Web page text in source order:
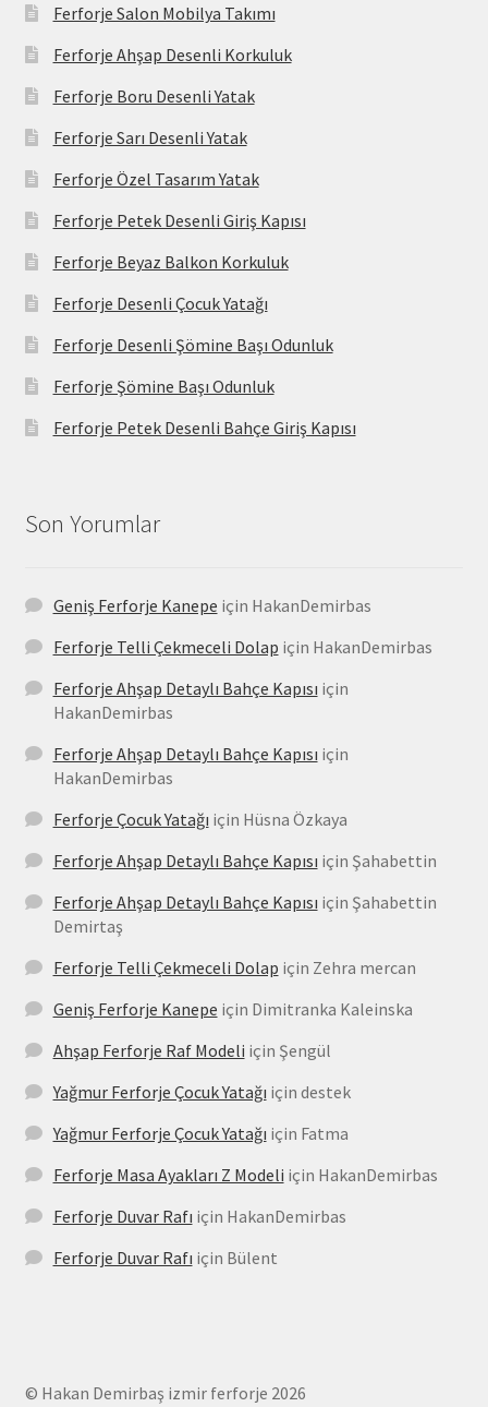
Ferforje Salon Mobilya Takımı
Ferforje Ahşap Desenli Korkuluk
Ferforje Boru Desenli Yatak
Ferforje Sarı Desenli Yatak
Ferforje Özel Tasarım Yatak
Ferforje Petek Desenli Giriş Kapısı
Ferforje Beyaz Balkon Korkuluk
Ferforje Desenli Çocuk Yatağı
Ferforje Desenli Şömine Başı Odunluk
Ferforje Şömine Başı Odunluk
Ferforje Petek Desenli Bahçe Giriş Kapısı
Son Yorumlar
Geniş Ferforje Kanepe için HakanDemirbas
Ferforje Telli Çekmeceli Dolap için HakanDemirbas
Ferforje Ahşap Detaylı Bahçe Kapısı için
HakanDemirbas
Ferforje Ahşap Detaylı Bahçe Kapısı için
HakanDemirbas
Ferforje Çocuk Yatağı için Hüsna Özkaya
Ferforje Ahşap Detaylı Bahçe Kapısı için Şahabettin
Ferforje Ahşap Detaylı Bahçe Kapısı için Şahabettin
Demirtaş
Ferforje Telli Çekmeceli Dolap için Zehra mercan
Geniş Ferforje Kanepe için Dimitranka Kaleinska
Ahşap Ferforje Raf Modeli için Şengül
Yağmur Ferforje Çocuk Yatağı için destek
Yağmur Ferforje Çocuk Yatağı için Fatma
Ferforje Masa Ayakları Z Modeli için HakanDemirbas
Ferforje Duvar Rafı için HakanDemirbas
Ferforje Duvar Rafı için Bülent
© Hakan Demirbaş izmir ferforje 2026